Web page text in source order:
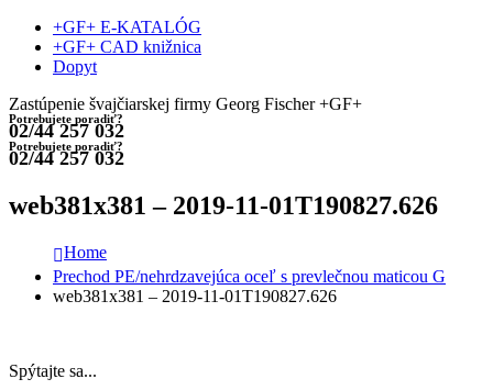
+GF+ E-KATALÓG
+GF+ CAD knižnica
Dopyt
Zastúpenie švajčiarskej firmy Georg Fischer +GF+
Potrebujete poradiť?
02/44 257 032
Potrebujete poradiť?
02/44 257 032
web381x381 – 2019-11-01T190827.626
Home
Prechod PE/nehrdzavejúca oceľ s prevlečnou maticou G
web381x381 – 2019-11-01T190827.626
Spýtajte sa...